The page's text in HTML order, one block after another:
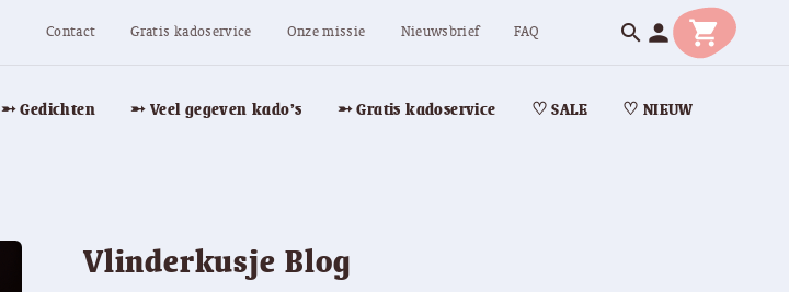
Contact Gratis kadoservice Onze missie Nieuwsbrief FAQ search person shopping_cart
➵ Gedichten ➵ Veel gegeven kado’s ➵ Gratis kadoservice ♡ SALE ♡ NIEUW
Vlinderkusje Blog